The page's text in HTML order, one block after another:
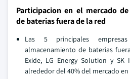
Participacion en el mercado
de baterias fuera de la red
Las 5 principales
almacenamiento de baterias
Exide, LG Energy Solution y SK
alrededor del 40% del mercado en